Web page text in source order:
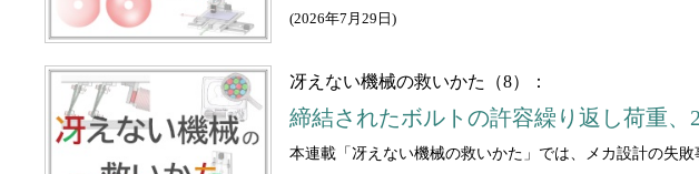
(2026年7月29日 )
冴えない機械の救いかた（8）：
締結されたボルトの許容繰り返し荷重、
本連載「冴えない機械の救いかた」では、メカ設計の失